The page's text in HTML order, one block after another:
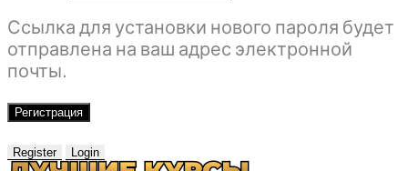
Ссылка для установки нового пароля будет
отправлена ​​на ваш адрес электронной
почты.
Регистрация
Register Login